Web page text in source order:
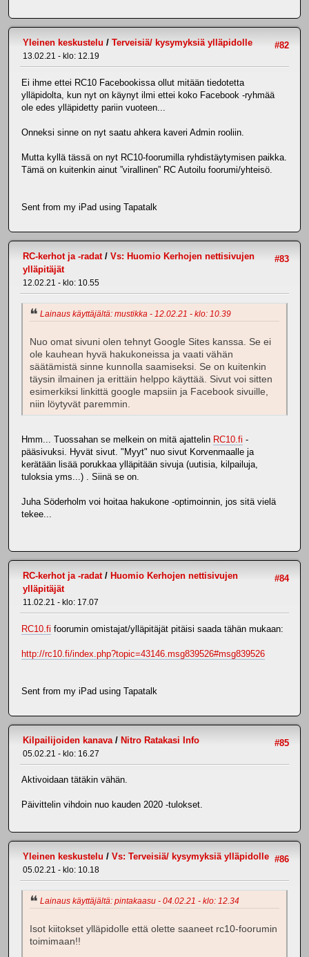
#82
Yleinen keskustelu / Terveisiä/ kysymyksiä ylläpidolle
13.02.21 - klo: 12.19
Ei ihme ettei RC10 Facebookissa ollut mitään tiedotetta
ylläpidolta, kun nyt on käynyt ilmi ettei koko Facebook -ryhmää
ole edes ylläpidetty pariin vuoteen...
Onneksi sinne on nyt saatu ahkera kaveri Admin rooliin.
Mutta kyllä tässä on nyt RC10-foorumilla ryhdistäytymisen paikka.
Tämä on kuitenkin ainut ”virallinen” RC Autoilu foorumi/yhteisö.
Sent from my iPad using Tapatalk
#83
RC-kerhot ja -radat/ Vs: Huomio Kerhojen nettisivujen
ylläpitäjät
12.02.21 - klo: 10.55
Lainaus käyttäjältä: mustikka - 12.02.21 - klo: 10.39
Nuo omat sivuni olen tehnyt Google Sites kanssa. Se ei
ole kauhean hyvä hakukoneissa ja vaati vähän
säätämistä sinne kunnolla saamiseksi. Se on kuitenkin
täysin ilmainen ja erittäin helppo käyttää. Sivut voi sitten
esimerkiksi linkittä google mapsiin ja Facebook sivuille,
niin löytyvät paremmin.
Hmm... Tuossahan se melkein on mitä ajattelin RC10.fi -
pääsivuksi. Hyvät sivut. "Myyt" nuo sivut Korvenmaalle ja
kerätään lisää porukkaa ylläpitään sivuja (uutisia, kilpailuja,
tuloksia yms...) . Siinä se on.
Juha Söderholm voi hoitaa hakukone -optimoinnin, jos sitä vielä
tekee...
#84
RC-kerhot ja -radat/ Huomio Kerhojen nettisivujen
ylläpitäjät
11.02.21 - klo: 17.07
RC10.fi foorumin omistajat/ylläpitäjät pitäisi saada tähän mukaan:
http://rc10.fi/index.php?topic=43146.msg839526#msg839526
Sent from my iPad using Tapatalk
#85
Kilpailijoiden kanava/ Nitro Ratakasi Info
05.02.21 - klo: 16.27
Aktivoidaan tätäkin vähän.
Päivittelin vihdoin nuo kauden 2020 -tulokset.
#86
Yleinen keskustelu / Vs: Terveisiä/ kysymyksiä ylläpidolle
05.02.21 - klo: 10.18
Lainaus käyttäjältä: pintakaasu - 04.02.21 - klo: 12.34
Isot kiitokset ylläpidolle että olette saaneet rc10-foorumin
toimimaan!!